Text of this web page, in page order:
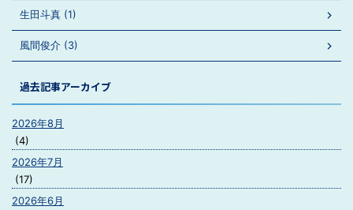
生田斗真 (1)
風間俊介 (3)
過去記事アーカイブ
2026年8月
(4)
2026年7月
(17)
2026年6月